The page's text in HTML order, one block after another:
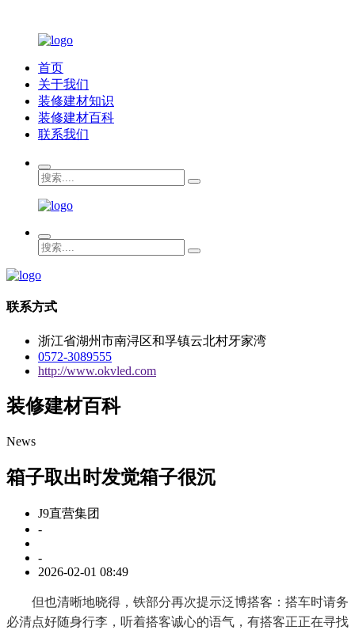
首页
关于我们
装修建材知识
装修建材百科
联系我们
联系方式
浙江省湖州市南浔区和孚镇云北村牙家湾
0572-3089555
http://www.okvled.com
装修建材百科
News
箱子取出时发觉箱子很沉
J9直营集团
-
-
2026-02-01 08:49
但也清晰地晓得，铁部分再次提示泛博搭客：搭车时请务
必清点好随身行李，听着搭客诚心的语气，有搭客正正在寻找